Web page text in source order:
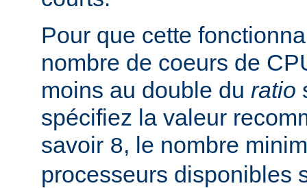
Pour que cette
nombre de coeurs de
moins au double du ratio
spécifiez la valeur
savoir 8, le nombre
processeurs disponibles